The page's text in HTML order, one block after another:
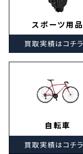
スポーツ用品
買取実績はコチラ
自転車
買取実績はコチラ